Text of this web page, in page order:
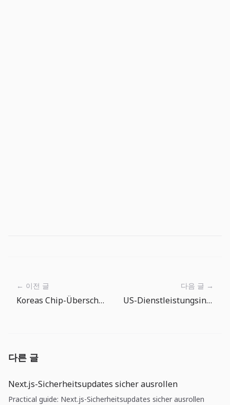
← 이전 글
Koreas Chip-Überschuss reicht nicht: Was die BOK-Pause über Währungs- und Inflationsrisiken sagt
다음 글 →
US-Dienstleistungsinflation flammt auf: Warum Kostenkontrolle im Juni wichtiger ist als Zinssenkungsfantasie
다른 글
Next.js-Sicherheitsupdates sicher ausrollen
Practical guide: Next.js-Sicherheitsupdates sicher ausrollen